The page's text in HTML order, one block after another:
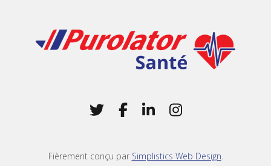
Home
Twitter
(Opens in a new window)
Facebook
(Opens in a new
LinkedIn
(Opens in a new
Instagram
(Opens in a
Fièrement conçu par Simplistics Web Design.